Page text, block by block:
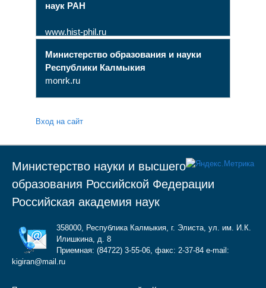
наук РАН
www.hist-phil.ru
Министерство образования и науки
Республики Калмыкия
monrk.ru
Вход на сайт
Министерство науки и высшего
образования Российской Федерации
Российская академия наук
358000, Республика Калмыкия, г. Элиста, ул. им. И.К.
Илишкина, д. 8
Приемная: (84722) 3-55-06, факс: 2-37-84 e-mail:
kigiran@mail.ru